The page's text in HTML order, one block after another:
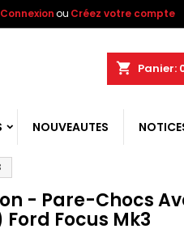
Connexionou Créez votre compte
shopping_cart Panier:
NOUVEAUTES
- Pare-Chocs
Ford Focus Mk3